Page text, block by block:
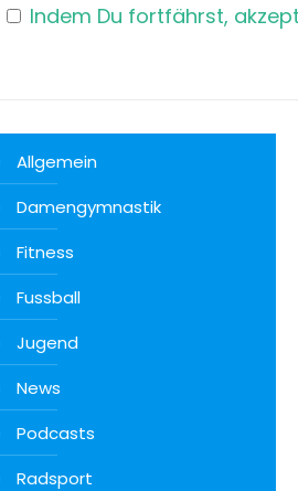
Indem Du fortfährst,
Allgemein
Damengymnastik
Fitness
Fussball
Jugend
News
Podcasts
Radsport